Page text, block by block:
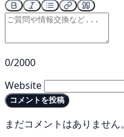
0/2000
Website
コメントを投稿
まだコメントはありません。